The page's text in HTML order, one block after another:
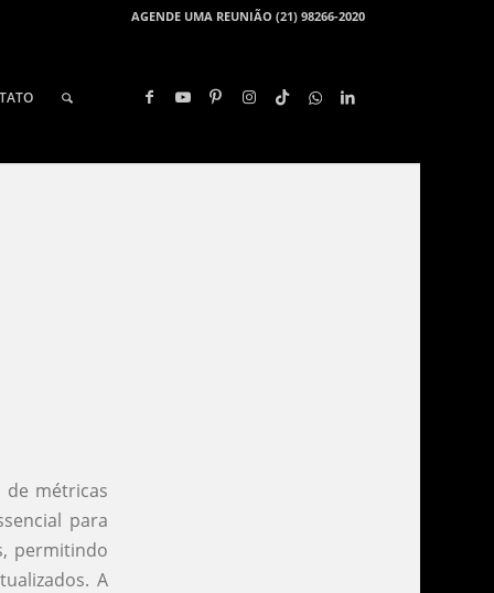
AGENDE UMA REUNIÃO (21) 98266-2020
de métricas
para
permitindo
A